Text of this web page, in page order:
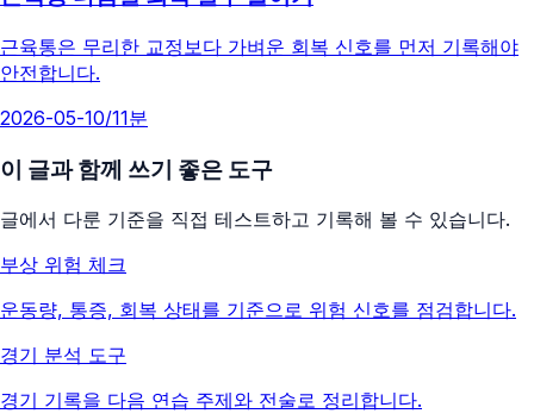
근육통은 무리한 교정보다 가벼운 회복 신호를 먼저 기록해야
안전합니다.
2026-05-10/11분
이 글과 함께 쓰기 좋은 도구
글에서 다룬 기준을 직접 테스트하고 기록해 볼 수 있습니다.
부상 위험 체크
운동량, 통증, 회복 상태를 기준으로 위험 신호를 점검합니다.
경기 분석 도구
경기 기록을 다음 연습 주제와 전술로 정리합니다.